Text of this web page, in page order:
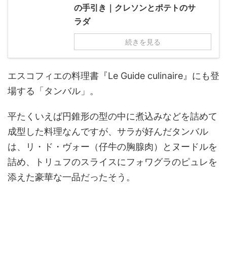
の手引き｜クレソンとポテトのサ
ラダ
続きを見る
エスコフィエの料理書『Le Guide culinaire』にも登
場する「タンバル」。
平たくいえば円錐形の型の中に煮込みなどを詰めて
成型した料理なんですが、サラが好んだタンバル
は、リ・ド・ヴォー（仔牛の胸腺肉）とヌードルを
詰め、トリュフのスライスにフォワグラのピュレを
添えた豪華な一品だったそう。